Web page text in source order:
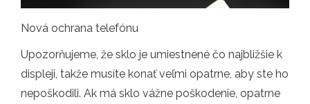
Nová ochrana telefónu
Upozorňujeme, že sklo je umiestnené čo najbližšie k
displeji, takže musíte konať veľmi opatrne, aby ste ho
nepoškodili. Ak má sklo vážne poškodenie, opatrne